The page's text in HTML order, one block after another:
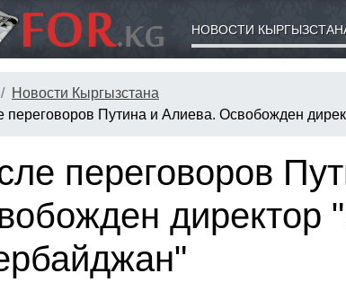
НОВОСТИ
Новости Кыргызстана
переговоров Путина и Алиева. Освобожден
переговоров
директор